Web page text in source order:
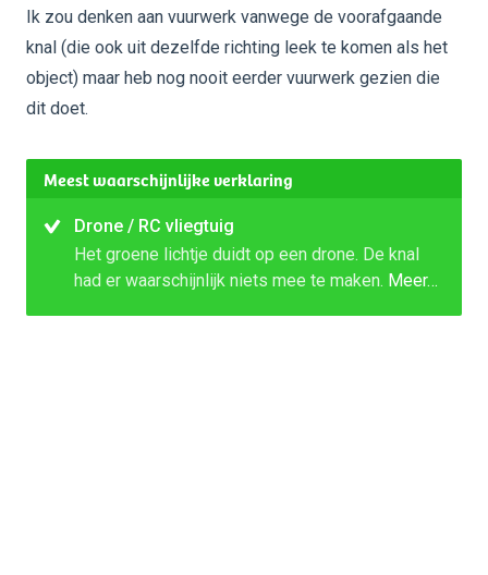
Ik zou denken aan vuurwerk vanwege de voorafgaande
knal (die ook uit dezelfde richting leek te komen als het
object) maar heb nog nooit eerder vuurwerk gezien die
dit doet.
Meest waarschijnlijke verklaring
Drone / RC vliegtuig
Het groene lichtje duidt op een drone. De knal
had er waarschijnlijk niets mee te maken. Meer…